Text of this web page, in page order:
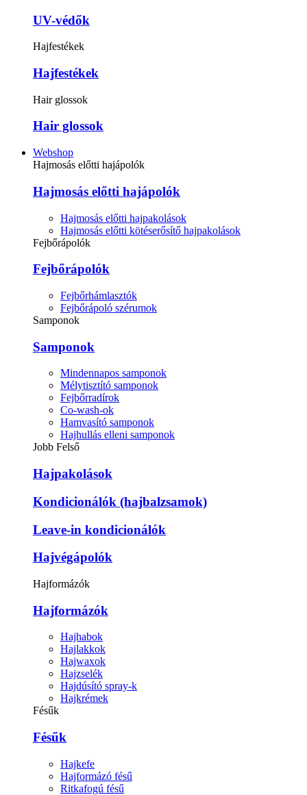
UV-védők
Hajfestékek
Hajfestékek
Hair glossok
Hair glossok
Webshop
Hajmosás előtti hajápolók
Hajmosás előtti hajápolók
Hajmosás előtti hajpakolások
Hajmosás előtti kötéserősítő hajpakolások
Fejbőrápolók
Fejbőrápolók
Fejbőrhámlasztók
Fejbőrápoló szérumok
Samponok
Samponok
Mindennapos samponok
Mélytisztító samponok
Fejbőrradírok
Co-wash-ok
Hamvasító samponok
Hajhullás elleni samponok
Jobb Felső
Hajpakolások
Kondicionálók (hajbalzsamok)
Leave-in kondicionálók
Hajvégápolók
Hajformázók
Hajformázók
Hajhabok
Hajlakkok
Hajwaxok
Hajzselék
Hajdúsító spray-k
Hajkrémek
Fésűk
Fésűk
Hajkefe
Hajformázó fésű
Ritkafogú fésű